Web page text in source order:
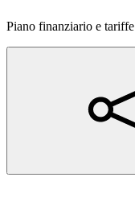
Piano finanziario e tariffe